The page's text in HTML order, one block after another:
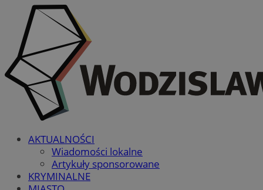
AKTUALNOŚCI
Wiadomości lokalne
Artykuły sponsorowane
KRYMINALNE